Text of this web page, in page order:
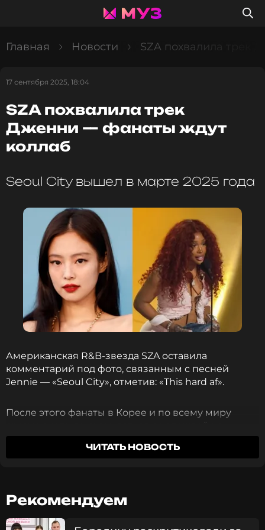
Главная Новости SZA похвалила трек
17 сентября 2025, 18:04
SZA похвалила трек
Дженни — фанаты ждут
коллаб
Seoul City вышел в марте 2025 года
Американская R&B‑звезда SZA оставила
комментарий под фото, связанным с песней
Jennie — «Seoul City», отметив: «This hard af».
После этого фанаты в Корее и по всему миру
сотрудничество между двумя артистками. Многие
считают, что их стили — разные, но в то же время
Вот что пишут фанаты:
ЧИТАТЬ НОВОСТЬ
Рекомендуем